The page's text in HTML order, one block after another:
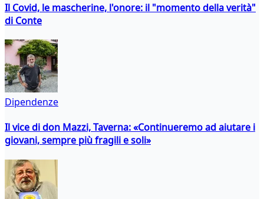
Il Covid, le mascherine, l'onore: il "momento della verità"
di Conte
Dipendenze
Il vice di don Mazzi, Taverna: «Continueremo ad aiutare i
giovani, sempre più fragili e soli»